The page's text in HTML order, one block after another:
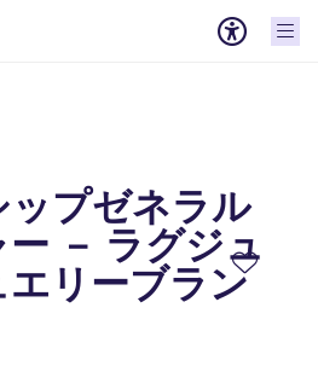
ップゼネラル
－ ラグジュ
リーブラン